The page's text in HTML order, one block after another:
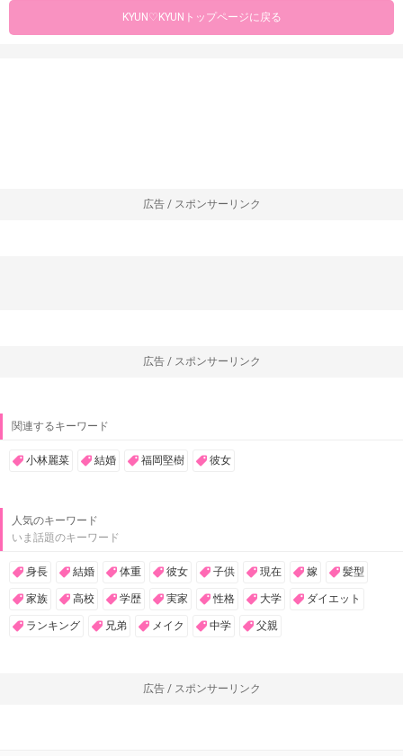
KYUN♡KYUNトップページに戻る
広告 / スポンサーリンク
広告 / スポンサーリンク
関連するキーワード
小林麗菜 結婚 福岡堅樹 彼女
人気のキーワード
いま話題のキーワード
身長 結婚 体重 彼女 子供 現在 嫁 髪型
家族 高校 学歴 実家 性格 大学 ダイエット
ランキング 兄弟 メイク 中学 父親
広告 / スポンサーリンク